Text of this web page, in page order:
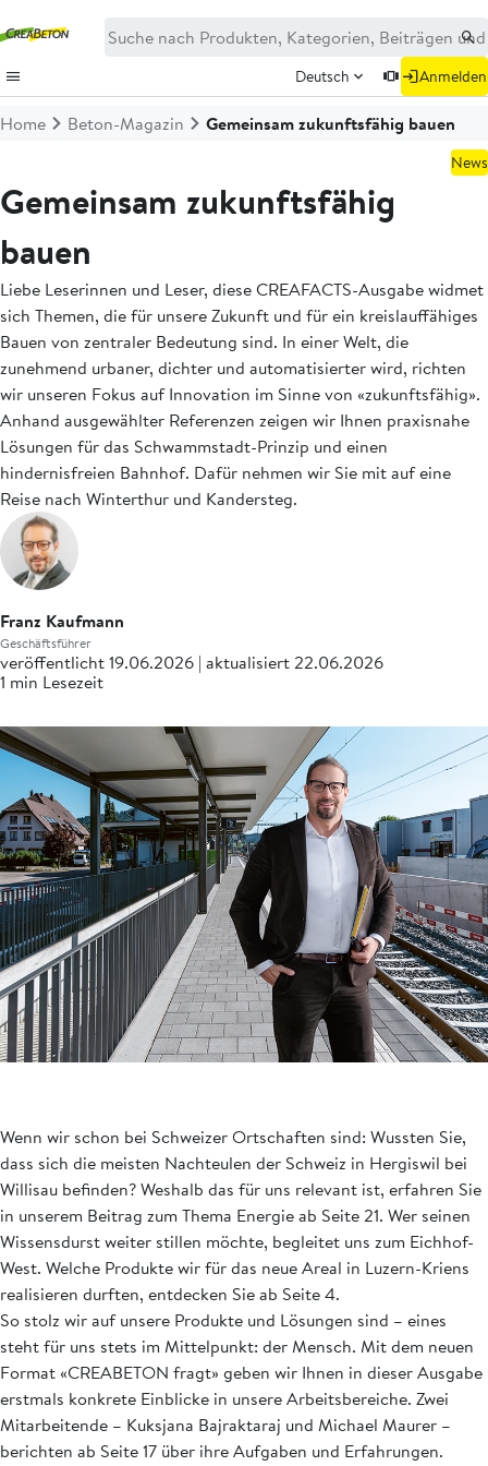
Deutsch Anmelden
Home Beton-Magazin Gemeinsam zukunftsfähig bauen
News
Gemeinsam zukunftsfähig
bauen
Liebe Leserinnen und Leser, diese CREAFACTS-Ausgabe widmet
sich Themen, die für unsere Zukunft und für ein kreislauffähiges
Bauen von zentraler Bedeutung sind. In einer Welt, die
zunehmend urbaner, dichter und automatisierter wird, richten
wir unseren Fokus auf Innovation im Sinne von «zukunftsfähig».
Anhand ausgewählter Referenzen zeigen wir Ihnen praxisnahe
Lösungen für das Schwammstadt-Prinzip und einen
hindernisfreien Bahnhof. Dafür nehmen wir Sie mit auf eine
Reise nach Winterthur und Kandersteg.
Franz Kaufmann
Geschäftsführer
veröffentlicht 19.06.2026 | aktualisiert 22.06.2026
1 min Lesezeit
Wenn wir schon bei Schweizer Ortschaften sind: Wussten Sie,
dass sich die meisten Nachteulen der Schweiz in Hergiswil bei
Willisau befinden? Weshalb das für uns relevant ist, erfahren Sie
in unserem Beitrag zum Thema Energie ab Seite 21. Wer seinen
Wissensdurst weiter stillen möchte, begleitet uns zum Eichhof-
West. Welche Produkte wir für das neue Areal in Luzern-Kriens
realisieren durften, entdecken Sie ab Seite 4.
So stolz wir auf unsere Produkte und Lösungen sind – eines
steht für uns stets im Mittelpunkt: der Mensch. Mit dem neuen
Format «CREABETON fragt» geben wir Ihnen in dieser Ausgabe
erstmals konkrete Einblicke in unsere Arbeitsbereiche. Zwei
Mitarbeitende – Kuksjana Bajraktaraj und Michael Maurer –
berichten ab Seite 17 über ihre Aufgaben und Erfahrungen.